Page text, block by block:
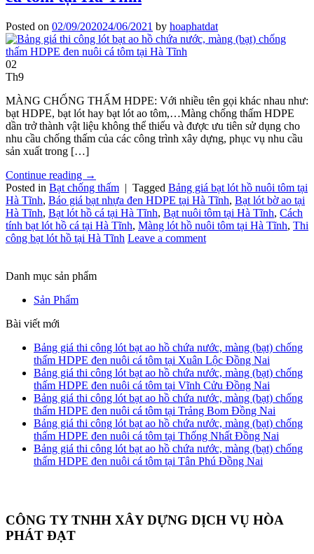
Posted on 02/09/202024/06/2021 by hoaphatdat
02
Th9
MÀNG CHỐNG THẤM HDPE: Với nhiều tên gọi khác nhau như:
bạt HDPE, bạt lót hay bạt lót ao tôm,…Màng chống thấm HDPE
dần trở thành vật liệu không thể thiếu và được ưu tiên sử dụng cho
nhu cầu chống thấm của các công trình xây dựng, phục vụ nhu cầu
sản xuất trong […]
Continue reading →
Posted in Bạt chống thấm | Tagged Bảng giá bạt lót hồ nuôi tôm tại
Hà Tĩnh, Báo giá bạt nhựa đen HDPE tại Hà Tĩnh, Bạt lót bờ ao tại
Hà Tĩnh, Bạt lót hồ cá tại Hà Tĩnh, Bạt nuôi tôm tại Hà Tĩnh, Cách
tính bạt lót hồ cá tại Hà Tĩnh, Màng lót hồ nuôi tôm tại Hà Tĩnh, Thi
công bạt lót hồ tại Hà Tĩnh Leave a comment
Danh mục sản phẩm
Sản Phẩm
Bài viết mới
Bảng giá thi công lót bạt ao hồ chứa nước, màng (bạt) chống
thấm HDPE đen nuôi cá tôm tại Xuân Lộc Đồng Nai
Bảng giá thi công lót bạt ao hồ chứa nước, màng (bạt) chống
thấm HDPE đen nuôi cá tôm tại Vĩnh Cửu Đồng Nai
Bảng giá thi công lót bạt ao hồ chứa nước, màng (bạt) chống
thấm HDPE đen nuôi cá tôm tại Trảng Bom Đồng Nai
Bảng giá thi công lót bạt ao hồ chứa nước, màng (bạt) chống
thấm HDPE đen nuôi cá tôm tại Thống Nhất Đồng Nai
Bảng giá thi công lót bạt ao hồ chứa nước, màng (bạt) chống
thấm HDPE đen nuôi cá tôm tại Tân Phú Đồng Nai
CÔNG TY TNHH XÂY DỰNG DỊCH VỤ HÒA
PHÁT ĐẠT